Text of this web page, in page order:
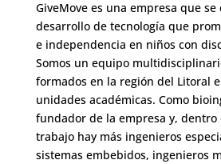
GiveMove es una empresa que se
desarrollo de tecnología que
e independencia en niños con
Somos un equipo
formados en la región del Litoral
unidades académicas. Como
fundador de la empresa y,
trabajo hay más ingenieros
sistemas embebidos, ingenieros